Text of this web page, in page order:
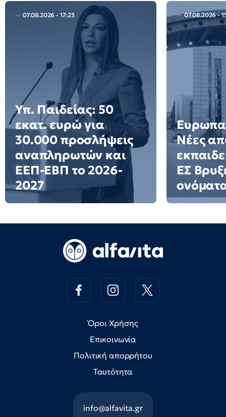
07.08.2026 - 17:23
Υπ. Παιδείας: 50
εκατ. ευρώ για
30.000 προσλήψεις
αναπληρωτών και
ΕΕΠ-ΕΒΠ το 2026-
2027
07.08.2026 -
Νέες
ΕΣ
Όροι Χρήσης
Επικοινωνία
Πολιτική απορρήτου
Ταυτότητα
info@alfavita.gr